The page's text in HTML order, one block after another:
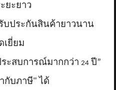
ยะยาว
บประกันสินค้ายาวนาน
เยี่ยม
ะสบการณ์มากกว่า24 ปี”
กับภาษี" ได้